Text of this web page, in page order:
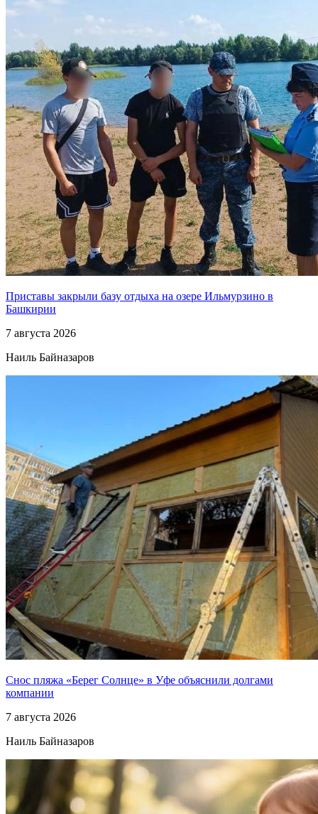
Приставы закрыли базу отдыха на озере Ильмурзино в
Башкирии
7 августа 2026
Наиль Байназаров
Снос пляжа «Берег Солнце» в Уфе объяснили долгами
компании
7 августа 2026
Наиль Байназаров